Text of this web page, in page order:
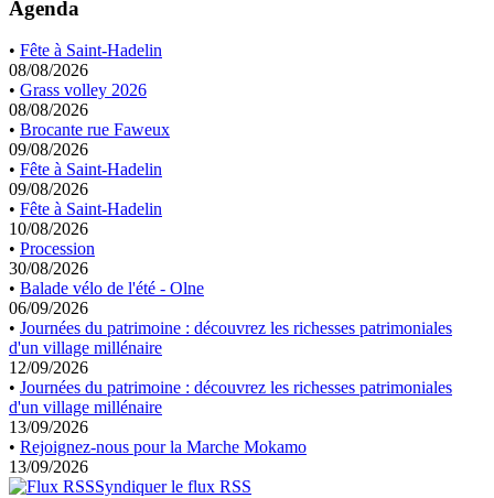
Agenda
• Fête à Saint-Hadelin
08/08/2026
• Grass volley 2026
08/08/2026
• Brocante rue Faweux
09/08/2026
• Fête à Saint-Hadelin
09/08/2026
• Fête à Saint-Hadelin
10/08/2026
• Procession
30/08/2026
• Balade vélo de l'été - Olne
06/09/2026
• Journées du patrimoine : découvrez les richesses patrimoniales
d'un village millénaire
12/09/2026
• Journées du patrimoine : découvrez les richesses patrimoniales
d'un village millénaire
13/09/2026
• Rejoignez-nous pour la Marche Mokamo
13/09/2026
Syndiquer le flux RSS